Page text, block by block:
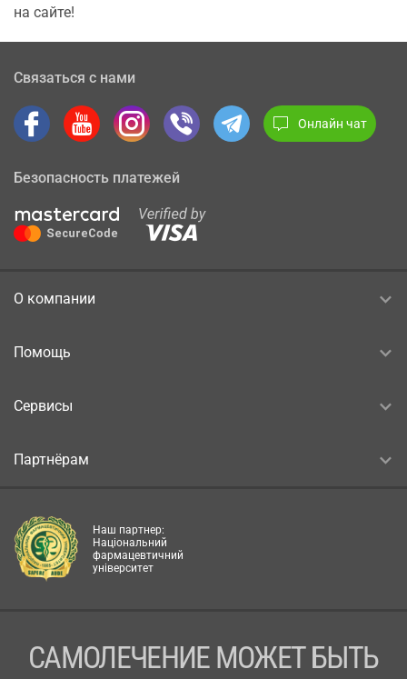
на сайте!
Связаться с нами
Онлайн чат
Безопасность платежей
О компании
Помощь
Сервисы
Партнёрам
Наш партнер:
Національний
фармацевтичний
університет
САМОЛЕЧЕНИЕ МОЖЕТ БЫТЬ